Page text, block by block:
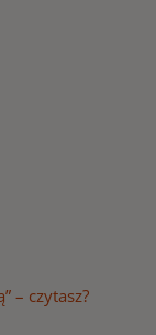
– czytasz?